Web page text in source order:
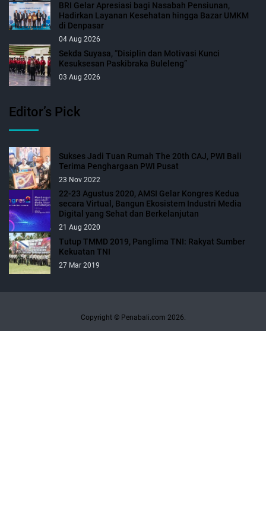
BRI Gelar Apresiasi bagi Nasabah Pensiunan,
Hadirkan Layanan Kesehatan hingga Bazar UMKM
di Denpasar
04 Aug 2026
Sekda Suyasa, “Disiplin dan Motivasi Kunci
Kesuksesan Paskibraka Buleleng”
03 Aug 2026
Editor’s Pick
Sukses Jadi Tuan Rumah The 20th CAJ, PWI Bali
Terima Penghargaan PWI Pusat
23 Nov 2022
22-23 Agustus 2020, AMSI Gelar Kongres Kedua
secara Virtual, Bangun Ekosistem Industri Media
Digital yang Sehat dan Berkelanjutan
21 Aug 2020
Tutup TMMD 2019, Panglima TNI: Rakyat Sumber
Kekuatan TNI
27 Mar 2019
Copyright © Penabali.com 2026.